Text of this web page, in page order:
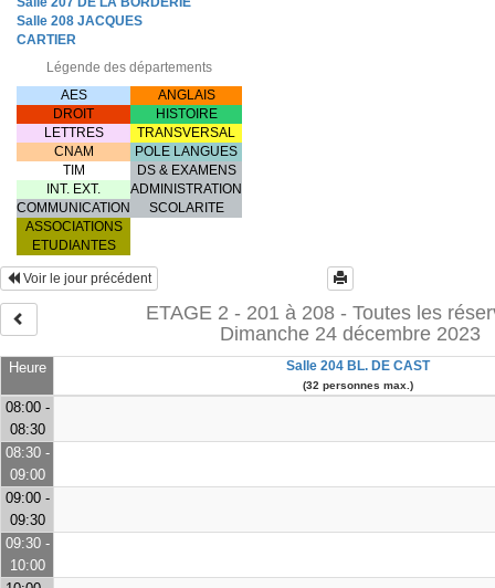
Salle 208 JACQUES
CARTIER
Légende des départements
AES
ANGLAIS
DROIT
HISTOIRE
LETTRES
TRANSVERSAL
CNAM
POLE LANGUES
TIM
DS & EXAMENS
INT. EXT.
ADMINISTRATION
COMMUNICATION
SCOLARITE
ASSOCIATIONS
ETUDIANTES
Heure Salle 204 BL. DE CAST
(32 personnes max.)
Voir le jour précédent
ETAGE 2 - 201 à 208 - Toutes les
Dimanche 24 décembre 2023
08:00 -
08:30
08:30 -
09:00
09:00 -
09:30
09:30 -
10:00